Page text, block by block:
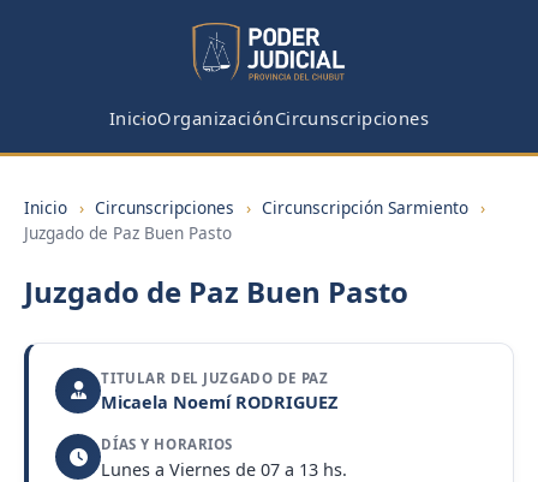
InicioOrganizaciónCircunscripciones
Inicio › Circunscripciones › Circunscripción Sarmiento ›
Juzgado de Paz Buen Pasto
Juzgado de Paz Buen Pasto
TITULAR DEL JUZGADO DE PAZ
Micaela Noemí RODRIGUEZ
DÍAS Y HORARIOS
Lunes a Viernes de 07 a 13 hs.